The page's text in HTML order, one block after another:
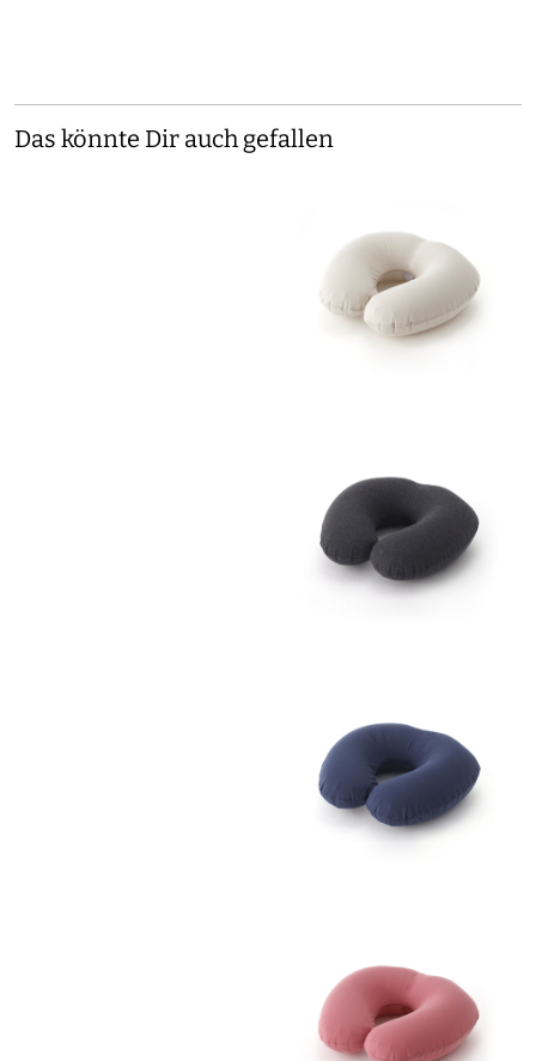
Das könnte Dir auch gefallen